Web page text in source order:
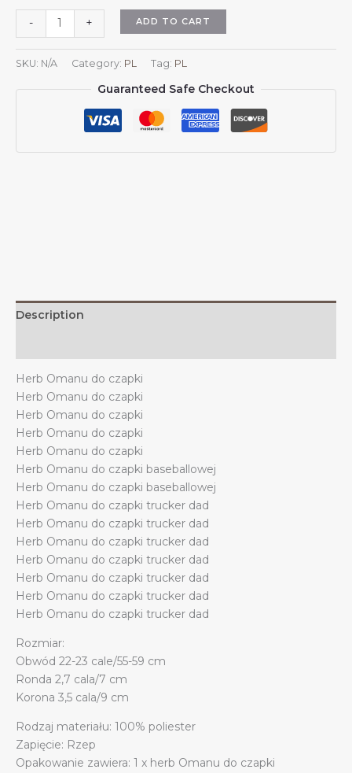
-
Omanu
Czapka
z
daszkiem
kobiet
quantity
+ ADD TO CART
SKU: N/A Category: PL Tag: PL
Guaranteed Safe Checkout
Description
Herb Omanu do czapki
Herb Omanu do czapki
Herb Omanu do czapki
Herb Omanu do czapki
Herb Omanu do czapki
Herb Omanu do czapki baseballowej
Herb Omanu do czapki baseballowej
Herb Omanu do czapki trucker dad
Herb Omanu do czapki trucker dad
Herb Omanu do czapki trucker dad
Herb Omanu do czapki trucker dad
Herb Omanu do czapki trucker dad
Herb Omanu do czapki trucker dad
Herb Omanu do czapki trucker dad
Rozmiar:
Obwód 22-23 cale/55-59 cm
Ronda 2,7 cala/7 cm
Korona 3,5 cala/9 cm
Rodzaj materiału: 100% poliester
Zapięcie: Rzep
Opakowanie zawiera: 1 x herb Omanu do czapki